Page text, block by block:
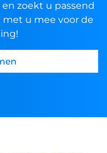
zoekt u passend
u mee voor de